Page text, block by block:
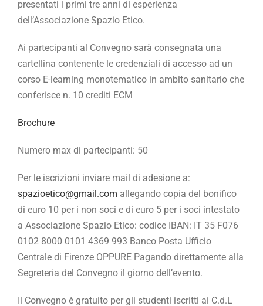
presentati i primi tre anni di esperienza
dell’Associazione Spazio Etico.
Ai partecipanti al Convegno sarà consegnata una
cartellina contenente le credenziali di accesso ad un
corso E-learning monotematico in ambito sanitario che
conferisce n. 10 crediti ECM
Brochure
Numero max di partecipanti: 50
Per le iscrizioni inviare mail di adesione a:
spazioetico@gmail.com allegando copia del bonifico
di euro 10 per i non soci e di euro 5 per i soci intestato
a Associazione Spazio Etico: codice IBAN: IT 35 F076
0102 8000 0101 4369 993 Banco Posta Ufficio
Centrale di Firenze OPPURE Pagando direttamente alla
Segreteria del Convegno il giorno dell’evento.
Il Convegno è gratuito per gli studenti iscritti ai C.d.L